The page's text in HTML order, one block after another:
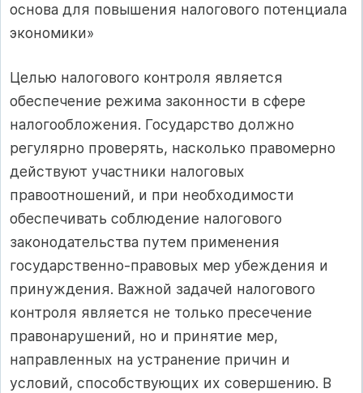
основа для повышения налогового потенциала
экономики»
Целью налогового контроля является
обеспечение режима законности в сфере
налогообложения. Государство должно
регулярно проверять, насколько правомерно
действуют участники налоговых
правоотношений, и при необходимости
обеспечивать соблюдение налогового
законодательства путем применения
государственно-правовых мер убеждения и
принуждения. Важной задачей налогового
контроля является не только пресечение
правонарушений, но и принятие мер,
направленных на устранение причин и
условий, способствующих их совершению. В